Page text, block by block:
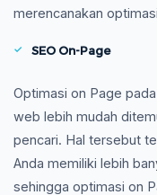
merencanakan
SEO On-Page
Optimasi on Page
web lebih mudah
pencari. Hal tersebut
Anda memiliki lebih
sehingga optimasi on